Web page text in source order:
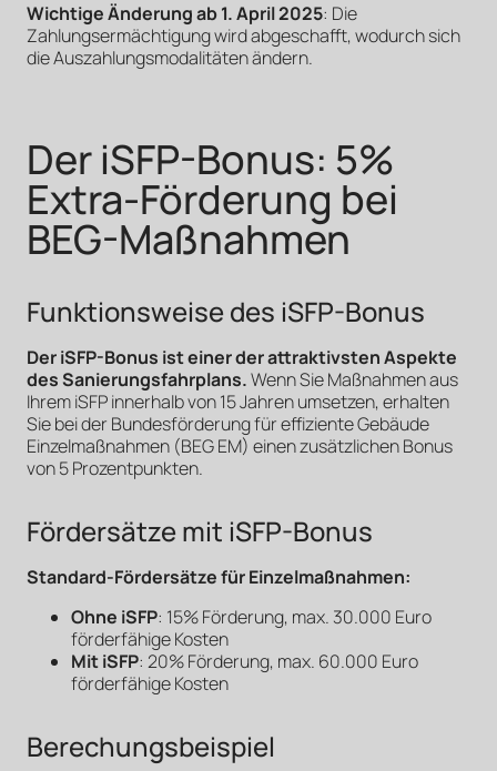
Wichtige Änderung ab 1. April 2025: Die
Zahlungsermächtigung wird abgeschafft, wodurch sich
die Auszahlungsmodalitäten ändern.
Der iSFP-Bonus: 5%
Extra-Förderung bei
BEG-Maßnahmen
Funktionsweise des iSFP-Bonus
Der iSFP-Bonus ist einer der attraktivsten Aspekte
des Sanierungsfahrplans.Wenn Sie Maßnahmen aus
Ihrem iSFP innerhalb von 15 Jahren umsetzen, erhalten
Sie bei der Bundesförderung für effiziente Gebäude
Einzelmaßnahmen (BEG EM) einen zusätzlichen Bonus
von 5 Prozentpunkten.
Fördersätze mit iSFP-Bonus
Standard-Fördersätze für Einzelmaßnahmen:
Ohne iSFP: 15% Förderung, max. 30.000 Euro
förderfähige Kosten
Mit iSFP: 20% Förderung, max. 60.000 Euro
förderfähige Kosten
Berechungsbeispiel